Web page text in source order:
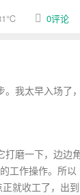
℃ 0评论
。我太早入场了
打磨一下，边边
工作操作。所以
就收工了，出到